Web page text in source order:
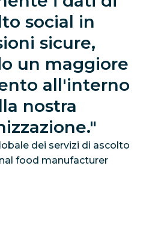
social in
sicure,
un maggiore
all'interno
nostra
dei servizi di ascolto
food manufacturer